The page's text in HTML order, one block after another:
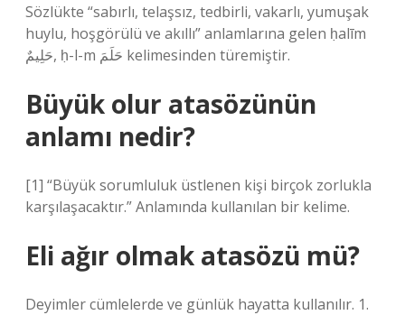
Sözlükte “sabırlı, telaşsız, tedbirli, vakarlı, yumuşak
huylu, hoşgörülü ve akıllı” anlamlarına gelen ḥalīm
حَلِيمٌ, ḥ-l-m حَلَمَ kelimesinden türemiştir.
Büyük olur atasözünün
anlamı nedir?
[1] “Büyük sorumluluk üstlenen kişi birçok zorlukla
karşılaşacaktır.” Anlamında kullanılan bir kelime.
Eli ağır olmak atasözü mü?
Deyimler cümlelerde ve günlük hayatta kullanılır. 1.